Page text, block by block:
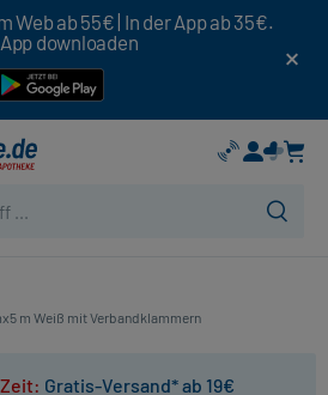
Web ab 55€ | In der App ab 35€.
downloaden
m Weiß mit Verbandklammern
Gratis-Versand* ab 19€